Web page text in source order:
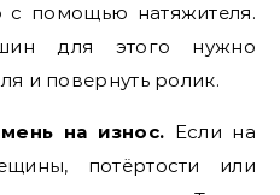
с помощью натяжителя.
для этого нужно
и повернуть ролик.
на износ. Если на
потёртости или